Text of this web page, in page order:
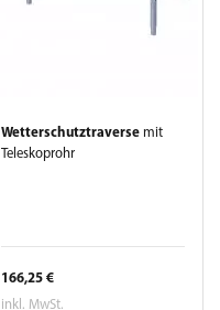
Wetterschutztraverse mit
Teleskoprohr
166,25 €
inkl. MwSt.